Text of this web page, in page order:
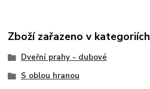
Zboží zařazeno v kategoriích
Dveřní prahy - dubové
S oblou hranou